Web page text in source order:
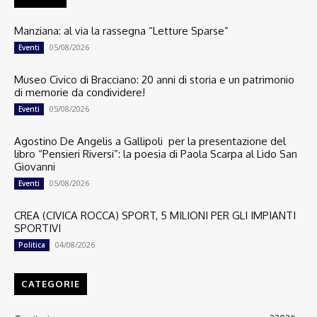
Manziana: al via la rassegna “Letture Sparse”
Eventi 05/08/2026
Museo Civico di Bracciano: 20 anni di storia e un patrimonio
di memorie da condividere!
Eventi 05/08/2026
Agostino De Angelis a Gallipoli per la presentazione del
libro “Pensieri Riversi”: la poesia di Paola Scarpa al Lido San
Giovanni
Eventi 05/08/2026
CREA (CIVICA ROCCA) SPORT, 5 MILIONI PER GLI IMPIANTI
SPORTIVI
Politica 04/08/2026
CATEGORIE